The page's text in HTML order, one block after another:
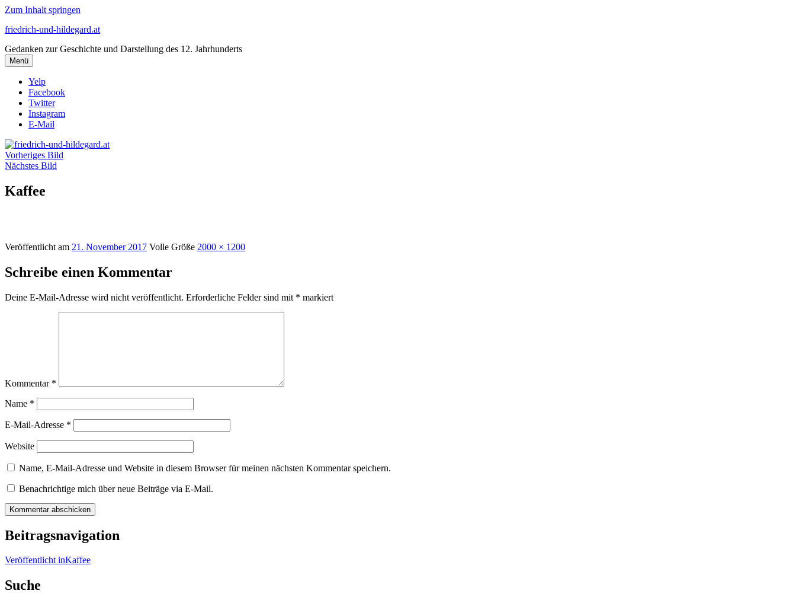
Zum Inhalt springen
friedrich-und-hildegard.at
Gedanken zur Geschichte und Darstellung des 12. Jahrhunderts
Menü
Yelp
Facebook
Twitter
Instagram
E-Mail
Vorheriges Bild
Nächstes Bild
Kaffee
Veröffentlicht am 21. November 2017 Volle Größe 2000 × 1200
Schreibe einen Kommentar
Deine E-Mail-Adresse wird nicht veröffentlicht. Erforderliche Felder sind mit * markiert
Kommentar *
Name *
E-Mail-Adresse *
Website
Name, E-Mail-Adresse und Website in diesem Browser für meinen nächsten Kommentar speichern.
Benachrichtige mich über neue Beiträge via E-Mail.
Beitragsnavigation
Veröffentlicht inKaffee
Suche